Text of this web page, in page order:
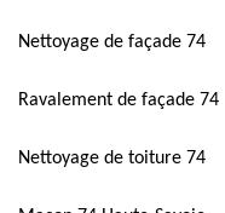
Nettoyage de façade 74
Ravalement de façade 74
Nettoyage de toiture 74